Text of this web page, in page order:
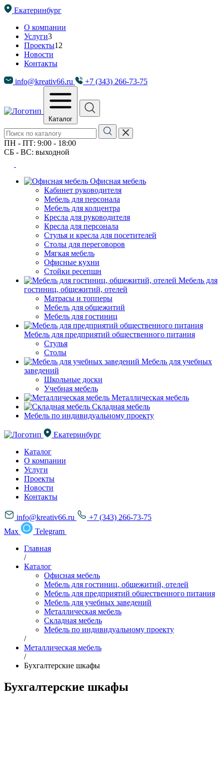
Екатеринбург
О компании
Услуги3
Проекты12
Новости
Контакты
info@kreativ66.ru +7 (343) 266-73-75
Каталог
ПН - ПТ: 9:00 - 18:00
СБ - ВС: выходной
Офисная мебель
Кабинет руководителя
Мебель для персонала
Мебель для колцентра
Кресла для руководителя
Кресла для персонала
Стулья и кресла для посетителей
Столы для переговоров
Мягкая мебель
Офисные кухни
Стойки ресепшн
Мебель для
гостиниц, общежитий, отелей
Матрасы и топперы
Мебель для общежитий
Мебель для гостиниц
Мебель для предприятий общественного питания
Стулья
Столы
Мебель для учебных
заведений
Школьные доски
Учебная мебель
Металлическая мебель
Складная мебель
Мебель по индивидуальному проекту
Екатеринбург
Каталог
О компании
Услуги
Проекты
Новости
Контакты
info@kreativ66.ru
+7 (343) 266-73-75
Max
Telegram
Главная
/
Каталог
Офисная мебель
Мебель для гостиниц, общежитий, отелей
Мебель для предприятий общественного питания
Мебель для учебных заведений
Металлическая мебель
Складная мебель
Мебель по индивидуальному проекту
/
Металлическая мебель
/
Бухгалтерские шкафы
Бухгалтерские шкафы